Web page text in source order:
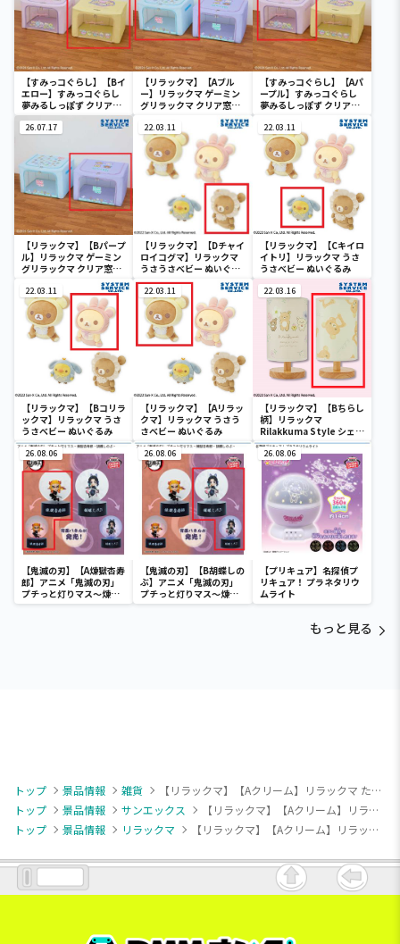
【すみっコぐらし】【Bイ
エロー】すみっコぐらし
夢みるしっぽず クリア窓
付き収納ボックス
【リラックマ】【Aブル
ー】リラックマ ゲーミン
グリラックマ クリア窓付
【すみっコぐらし】【Aパ
ープル】すみっコぐらし
夢みるしっぽず クリア窓
26.07.17
【リラックマ】【Bパープ
ル】リラックマ ゲーミン
グリラックマ クリア窓付
22.03.11
【リラックマ】【Dチャイ
ロイコグマ】リラックマ
うさうさべビー ぬいぐる
み
22.03.11
【リラックマ】【Cキイロ
イトリ】リラックマ うさ
うさべビー ぬいぐるみ
22.03.11
【リラックマ】【Bコリラ
ックマ】リラックマ うさ
うさべビー ぬいぐるみ
22.03.11
【リラックマ】【Aリラッ
クマ】リラックマ うさう
さべビー ぬいぐるみ
22.03.16
【リラックマ】【Bちらし
柄】リラックマ
Rilakkuma Style シェー
ドライト
26.08.06
【鬼滅の刃】【A煉獄杏寿
郎】アニメ「鬼滅の刃」
プチっと灯りマス～煉獄
杏寿郎・胡蝶しのぶ～
26.08.06
【鬼滅の刃】【B胡蝶しの
ぶ】アニメ「鬼滅の刃」
プチっと灯りマス～煉獄
杏寿郎・胡蝶しのぶ～
26.08.06
【プリキュア】名探偵プ
リキュア！ プラネタリウ
ムライト
もっと見る
トップ 景品情報 雑貨
【リラックマ】【Aクリーム】リラックマ たんぽぽとふたごのハムスター 3ポケット付き保冷バッグ
トップ
景品情報 サンエックス
【リラックマ】【Aクリーム】リラックマ たんぽぽとふたごのハムスター 3ポケット付き保冷バッグ
トップ
景品情報 リラックマ 【リラックマ】【Aクリーム】リラックマ たんぽぽとふたごのハムスター 3ポケット付き保冷バッグ